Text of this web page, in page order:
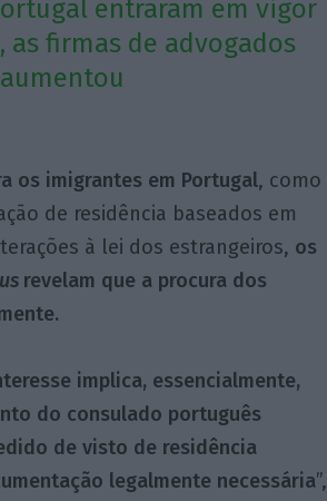
entraram em vigor
as firmas de advogados
os imigrantes em Portugal, como
de residência baseados em
à lei dos estrangeiros, os
revelam que a procura dos
implica, essencialmente,
do consulado português
de visto de residência
legalmente necessária”,